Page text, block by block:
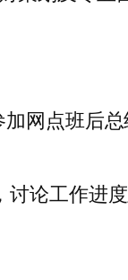
网点班后总
论工作进